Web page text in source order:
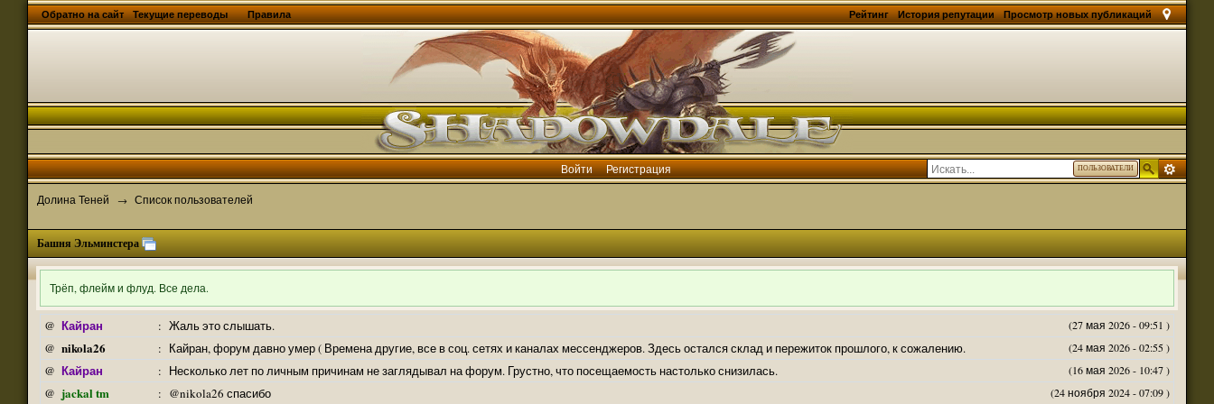
Просмотр новых публикаций
Обратно на сайт Текущие переводы История репутации
Рейтинг
Правила
ПОЛЬЗОВАТЕЛИ
Войти Регистрация
Долина Теней → Список пользователей
Башня Эльминстера
Трёп, флейм и флуд. Все дела.
@ Кайран : (27 мая 2026 - 09:51 )
Жаль это слышать.
@ nikola26 : (24 мая 2026 - 02:55 )
Кайран, форум давно умер ( Времена другие, все в соц. сетях и каналах мессенджеров. Здесь остался склад и пережиток прошлого, к сожалению.
@ Кайран : (16 мая 2026 - 10:47 )
Несколько лет по личным причинам не заглядывал на форум. Грустно, что посещаемость настолько снизилась.
@ jackal tm : (24 ноября 2024 - 07:09 )
@nikola26 спасибо